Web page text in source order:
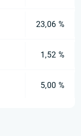
23,06 %
1,52 %
5,00 %